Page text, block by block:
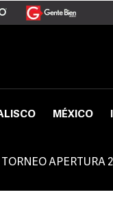
MÉXICO
APERTURA